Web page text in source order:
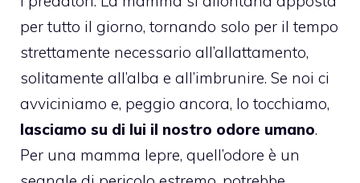
per tutto il giorno, tornando solo per il tempo
strettamente necessario all’allattamento,
solitamente all’alba e all’imbrunire. Se noi ci
avviciniamo e, peggio ancora, lo tocchiamo,
lasciamo su di lui il nostro odore umano.
Per una mamma lepre, quell’odore è un